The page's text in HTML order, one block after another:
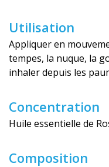
Utilisation
Appliquer en
tempes, la nuque, la
inhaler depuis les
Concentration
Huile essentielle de
Composition